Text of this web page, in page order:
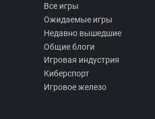
Все игры
Ожидаемые игры
Недавно вышедшие
Общие блоги
Игровая индустрия
Киберспорт
Игровое железо